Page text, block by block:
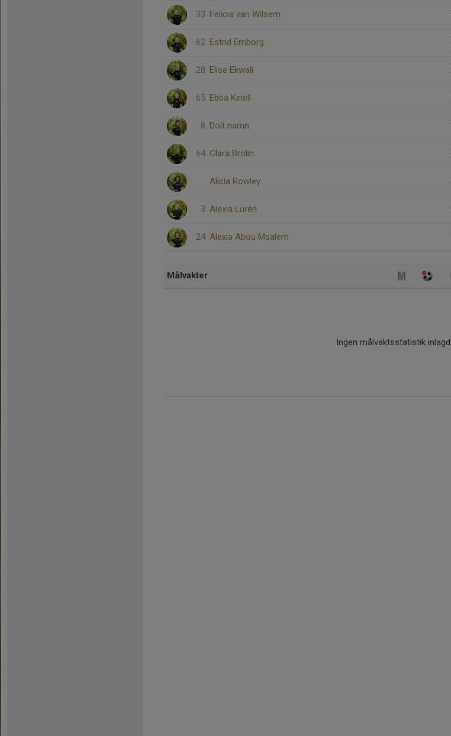
33 Felicia van Wilsem
62 Estrid Emborg
28 Elise Ekwall
65 Ebba Kinell
8 Dolt namn
64 Clara Brolin
Alicia Rowley
3 Alexia Lürén
24 Alexia Abou Msalem
Målvakter
Ingen målvaktsstatistik inlagd